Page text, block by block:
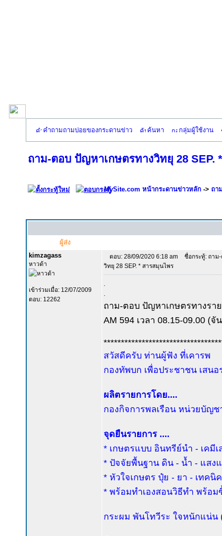
คำถามถามบ่อยของกระดานข่าว ค้นหา กลุ่มผู้ใช้งาน
ถาม-ตอบ ปัญหาเกษตรทางวิทยุ 28 SEP.
MySite.com หน้ากระดานข่าวหลัก -> ถา
ผู้ส่ง
kimzagass
หาวด้า
เข้าร่วมเมื่อ: 12/07/2009
ตอบ: 12262
ตอบ: 28/09/2020 6:18 am
ชื่อกระทู้: ถาม
วิทยุ 28 SEP. * สารสมุนไพร
ถาม-ตอบ ปัญหาเกษตรทางรา
AM 594 เวลา 08.15-09.00 (จั
สวัสดีครับ ท่านผู้ฟัง ที่เคารพ
กองทัพบก เพื่อประชาชน เสน
ผลิตรายการโดย....
กองกิจการพลเรือน หน่วยบัญ
จุดยืนรายการ ....
* เกษตรแบบ อินทรีย์นำ - เคมีเ
* ปัจจัยพื้นฐาน ดิน - น้ำ - แสง
* หัวใจเกษตร ปุ๋ย - ยา - เทค
* พร้อมทำเองสอนวิธีทำ พร้อ
กระผม พันโทวีระ ใจหนักแน่น